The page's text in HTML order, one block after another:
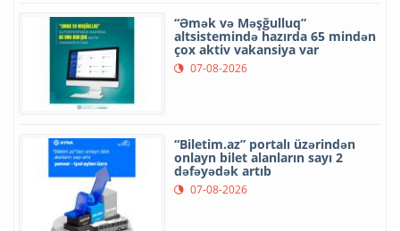
“Əmək və Məşğulluq”
altsistemində hazırda 65 mindən
çox aktiv vakansiya var
07-08-2026
“Biletim.az” portalı üzərindən
onlayn bilet alanların sayı 2
dəfəyədək artıb
07-08-2026